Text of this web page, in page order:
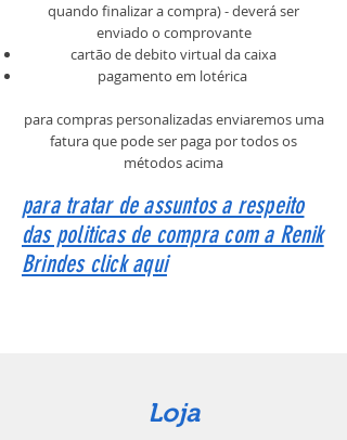
quando finalizar a compra) - deverá ser
enviado o comprovante
cartão de debito virtual da caixa
pagamento em lotérica
para compras personalizadas enviaremos uma
fatura que pode ser paga por todos os
métodos acima
para tratar de assuntos a respeito
das politicas de compra com a Renik
Brindes click aqui
Loja